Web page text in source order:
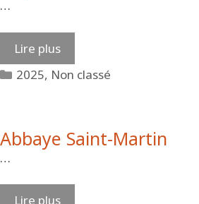
…
Lire plus
Catégories
2025, Non classé
Abbaye Saint-Martin
…
Lire plus